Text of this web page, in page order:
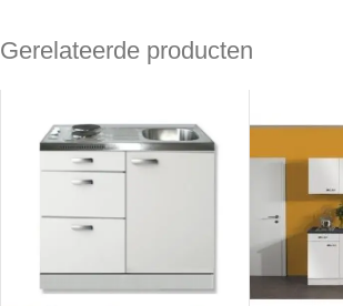
Gerelateerde producten